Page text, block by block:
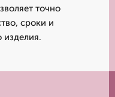
точно
сроки и
изделия.